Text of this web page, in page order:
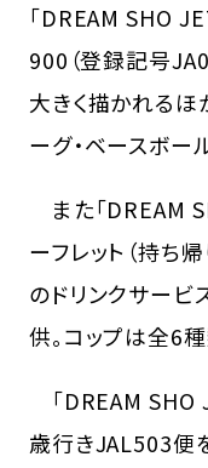
「DREAM SHO
900（登録記号
大きく描かれるほ
ーグ・ベースボー
また「DREAM
ーフレット（持ち
のドリンクサービ
供。コップは全6
「DREAM SHO
歳行きJAL503便